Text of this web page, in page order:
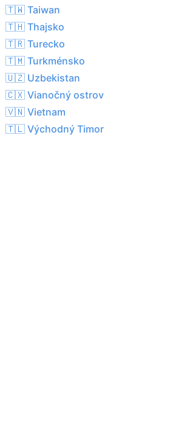
🇹🇼 Taiwan
🇹🇭 Thajsko
🇹🇷 Turecko
🇹🇲 Turkménsko
🇺🇿 Uzbekistan
🇨🇽 Vianočný ostrov
🇻🇳 Vietnam
🇹🇱 Východný Timor